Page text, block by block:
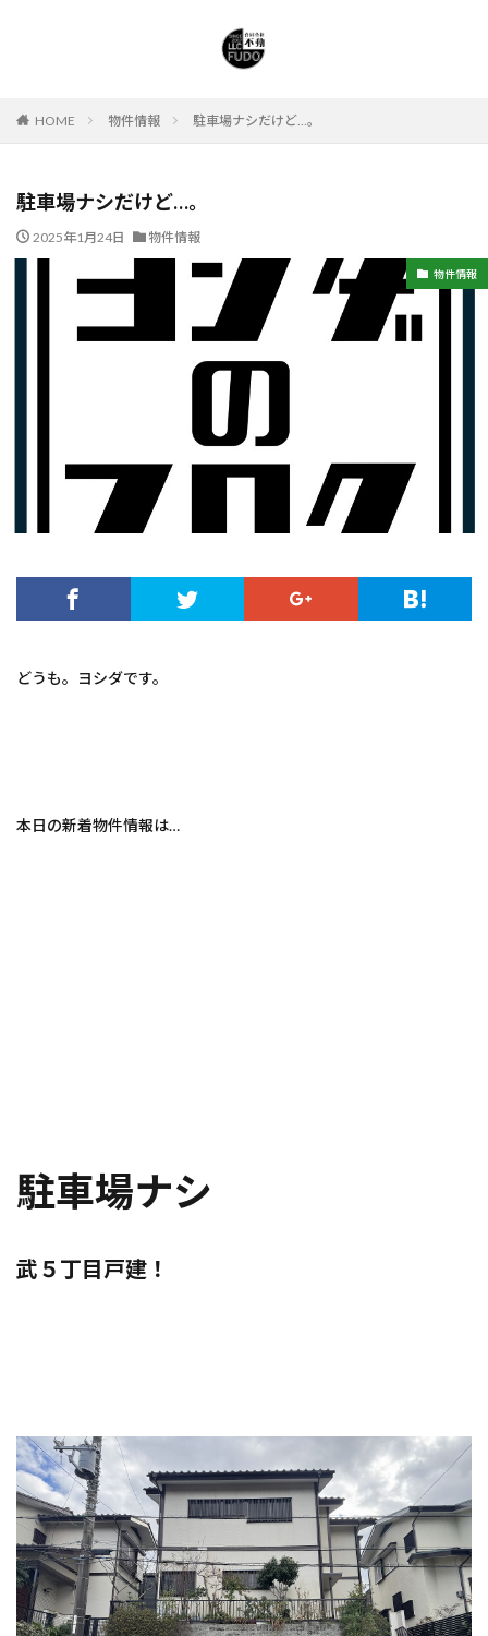
HOME 物件情報 駐車場ナシだけど…。
駐車場ナシだけど…。
2025年1月24日 物件情報
物件情報
どうも。ヨシダです。
本日の新着物件情報は…
駐車場ナシ
武５丁目戸建！